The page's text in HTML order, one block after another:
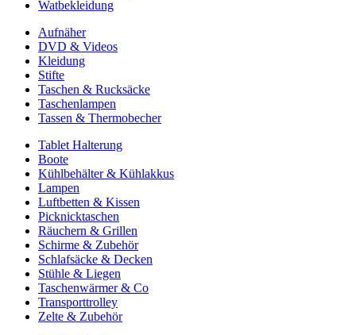
Watbekleidung
Aufnäher
DVD & Videos
Kleidung
Stifte
Taschen & Rucksäcke
Taschenlampen
Tassen & Thermobecher
Tablet Halterung
Boote
Kühlbehälter & Kühlakkus
Lampen
Luftbetten & Kissen
Picknicktaschen
Räuchern & Grillen
Schirme & Zubehör
Schlafsäcke & Decken
Stühle & Liegen
Taschenwärmer & Co
Transporttrolley
Zelte & Zubehör